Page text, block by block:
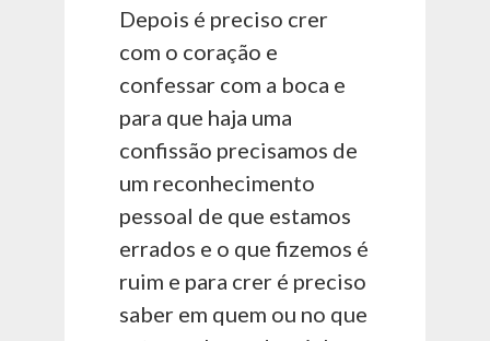
Depois é preciso crer
com o coração e
confessar com a boca e
para que haja uma
confissão precisamos de
um reconhecimento
pessoal de que estamos
errados e o que fizemos é
ruim e para crer é preciso
saber em quem ou no que